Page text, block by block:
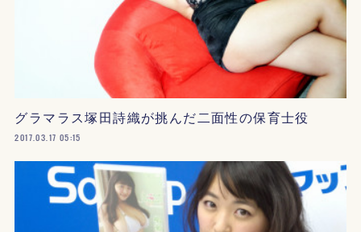
グラマラス塚田詩織が挑んだ二面性の保育士役
2017.03.17 05:15